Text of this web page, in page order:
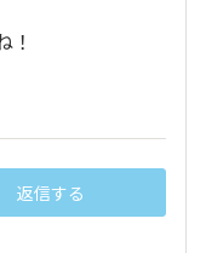
！
返信する